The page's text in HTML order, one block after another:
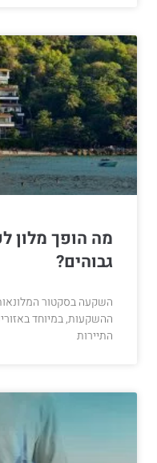
מה הופך מלון
גבוהים?
השקעה בסקטור
ההשקעות, במיוחד
התיירות